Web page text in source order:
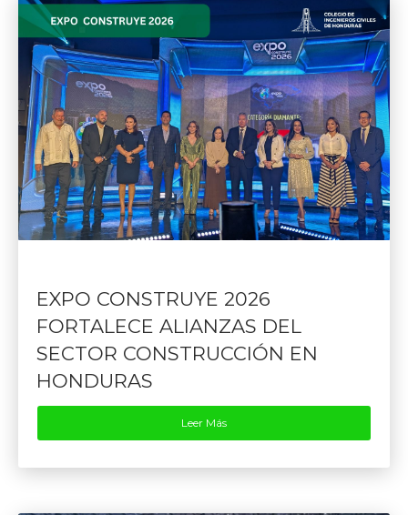
EXPO CONSTRUYE 2026
FORTALECE ALIANZAS DEL
SECTOR CONSTRUCCIÓN EN
HONDURAS
Leer Más